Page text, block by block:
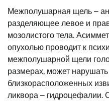
Межполушарная щель –
разделяющее левое и
мозолистого тела.
опухолью проводит к
межполушарной щели
размерах, может
близкорасположенных
ликвора – гидроцефалии.